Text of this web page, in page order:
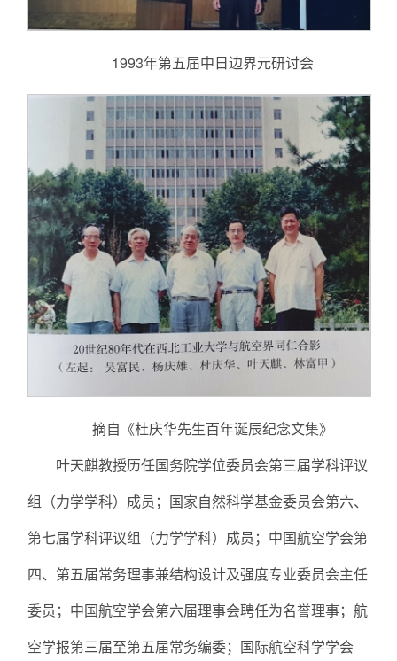
1993年第五届中日边界元研讨会
摘自《杜庆华先生百年诞辰纪念文集》
叶天麒教授历任国务院学位委员会第三届学科评议
组（力学学科）成员；国家自然科学基金委员会第六、
第七届学科评议组（力学学科）成员；中国航空学会第
四、第五届常务理事兼结构设计及强度专业委员会主任
委员；中国航空学会第六届理事会聘任为名誉理事；航
空学报第三届至第五届常务编委；国际航空科学学会